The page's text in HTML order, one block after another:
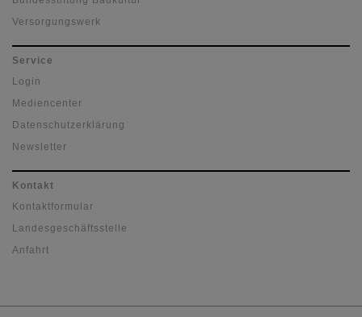
Versorgungswerk
Service
Login
Mediencenter
Datenschutzerklärung
Newsletter
Kontakt
Kontaktformular
Landesgeschäftsstelle
Anfahrt